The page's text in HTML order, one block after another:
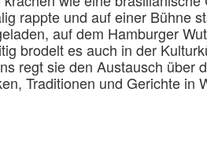
rappte und auf einer Bühne
auf dem Hamburger
brodelt es auch in der
regt sie den Austausch über
Traditionen und Gerichte in